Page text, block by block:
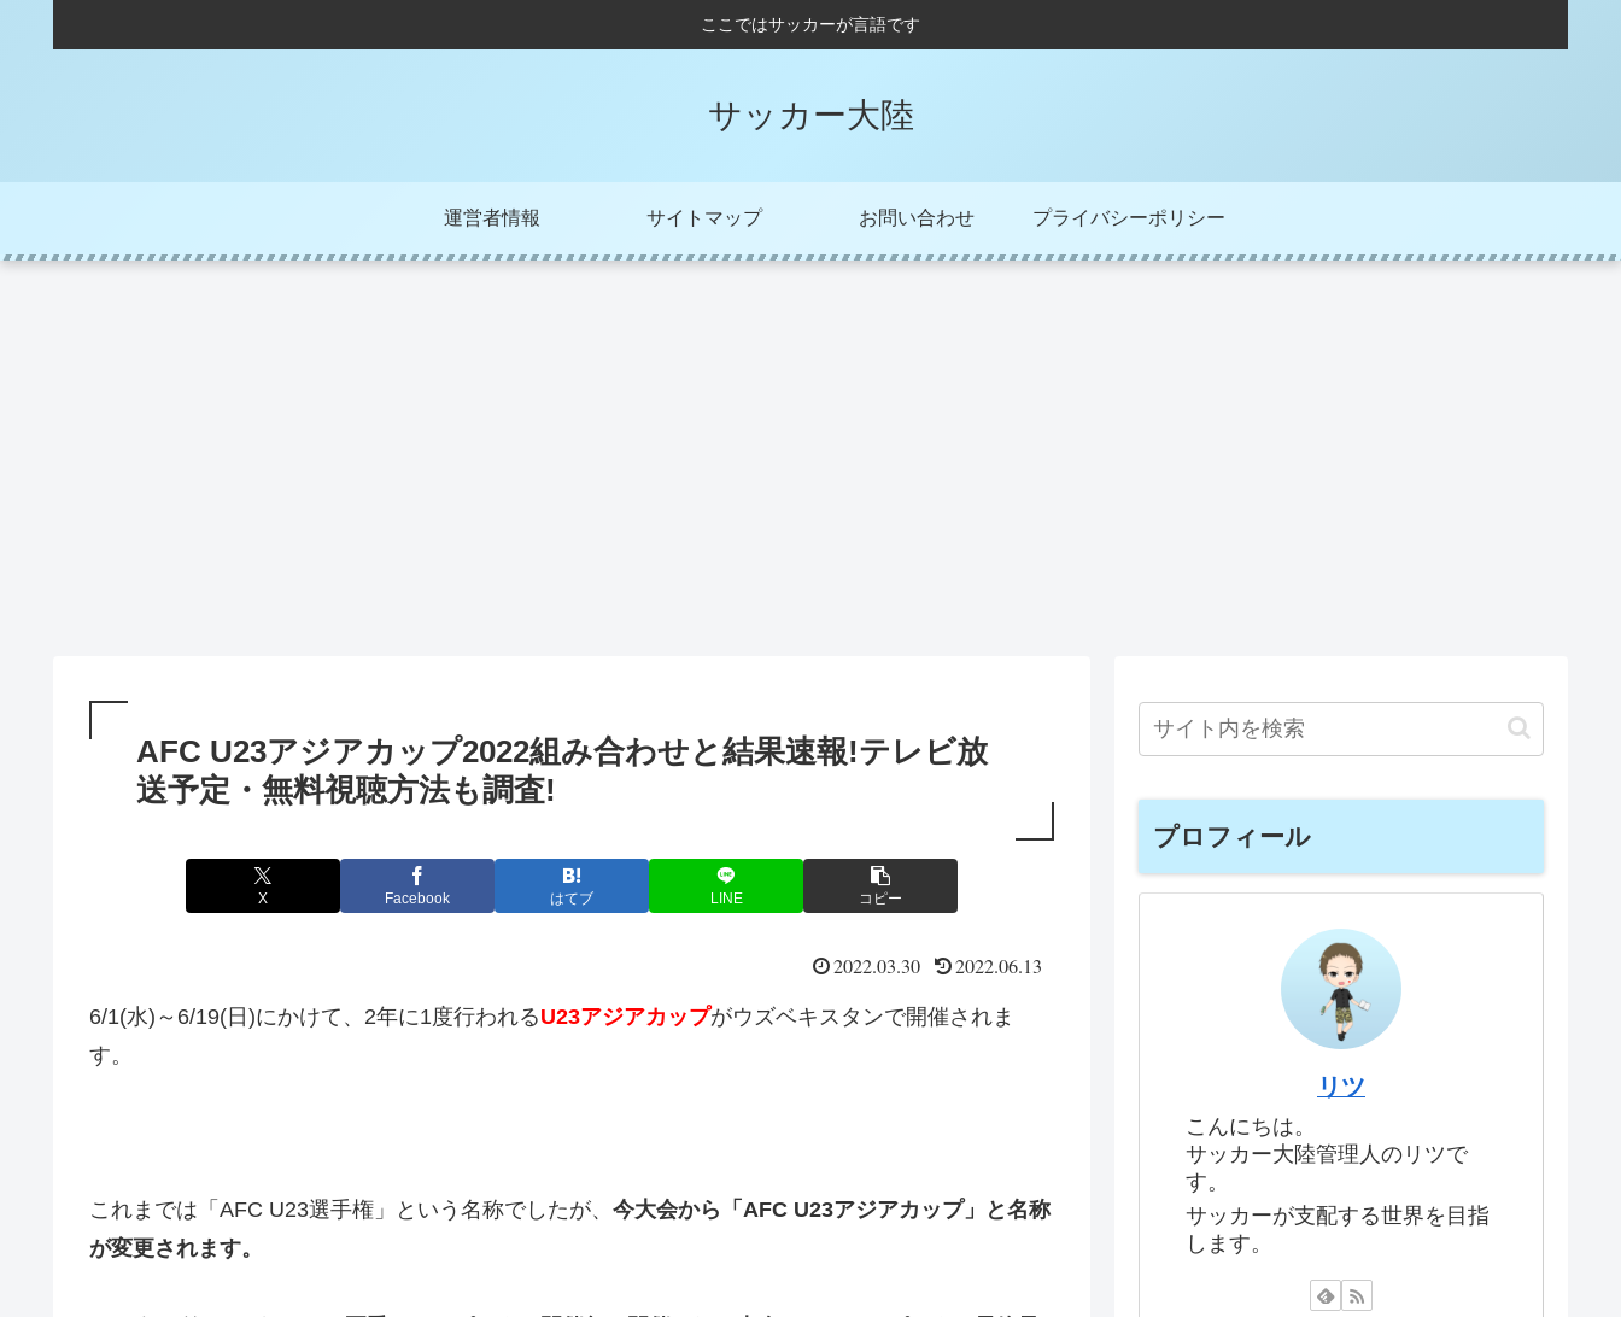
ここではサッカーが言語です
サッカー大陸
運営者情報 サイトマップ お問い合わせ プライバシーポリシー
AFC U23アジアカップ2022組み合わせと結果速報!テレビ放
送予定・無料視聴方法も調査!
X Facebook はてブ LINE コピー
2022.03.30 2022.06.13
6/1(水)～6/19(日)にかけて、2年に1度行われるU23アジアカップがウズベキスタンで開催されま
す。
これまでは「AFC U23選手権」という名称でしたが、 今大会から「AFC U23アジアカップ」と名称
が変更されます。
プロフィール
リツ
こんにちは。
サッカー大陸管理人のリツで
す。
サッカーが支配する世界を目指
します。